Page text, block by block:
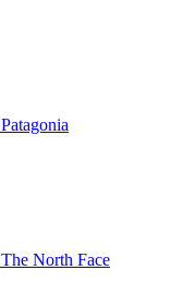
Patagonia
The North Face